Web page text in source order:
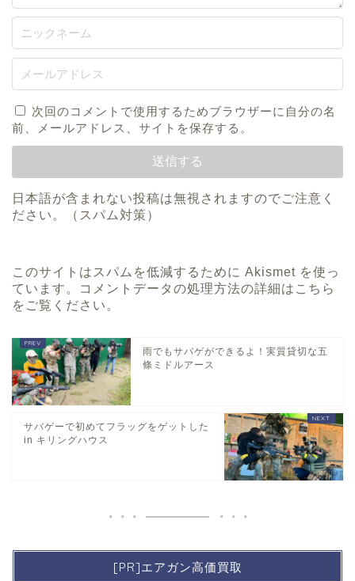
次回のコメントで使用するためブラウザーに自分の名
前、メールアドレス、サイトを保存する。
日本語が含まれない投稿は無視されますのでご注意く
ださい。（スパム対策）
このサイトはスパムを低減するために Akismet を使っ
ています。
コメントデータの処理方法の詳細はこちら
をご覧ください 。
雨でもサバゲができるよ！実質貸切な五
條ミドルアース
サバゲーで初めてフラッグをゲットした
in キリングハウス
[PR]エアガン高価買取